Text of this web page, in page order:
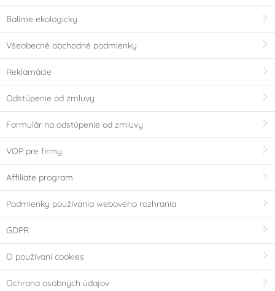
Balíme ekologicky
Všeobecné obchodné podmienky
Reklamácie
Odstúpenie od zmluvy
Formulár na odstúpenie od zmluvy
VOP pre firmy
Affiliate program
Podmienky používania webového rozhrania
GDPR
O používaní cookies
Ochrana osobných údajov